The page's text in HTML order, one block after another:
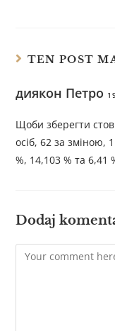
TEN POST
диякон Петро
Щоби зберегти
осіб, 62 за зміною,
%, 14,103 % та 6,41
Dodaj